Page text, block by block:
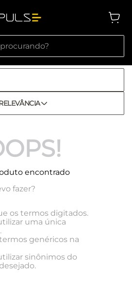
encontrado
fazer?
os termos digitados.
uma única
genéricos na
sinônimos do